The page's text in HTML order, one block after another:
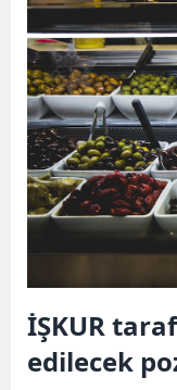
İŞKUR
edilecek